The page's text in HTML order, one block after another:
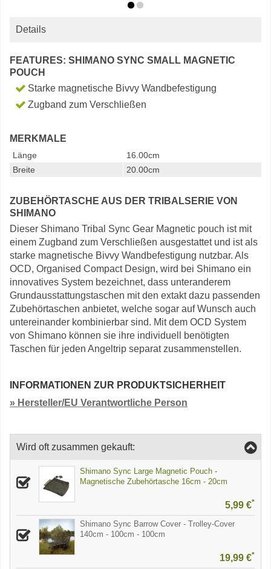
Details
FEATURES: SHIMANO SYNC SMALL MAGNETIC
POUCH
Starke magnetische Bivvy Wandbefestigung
Zugband zum Verschließen
MERKMALE
Länge
16.00cm
Breite
20.00cm
ZUBEHÖRTASCHE AUS DER TRIBALSERIE VON
SHIMANO
Dieser Shimano Tribal Sync Gear Magnetic pouch ist mit
einem Zugband zum Verschließen ausgestattet und ist als
starke magnetische Bivvy Wandbefestigung nutzbar. Als
OCD, Organised Compact Design, wird bei Shimano ein
innovatives System bezeichnet, dass unteranderem
Grundausstattungstaschen mit den extakt dazu passenden
Zubehörtaschen anbietet, welche sogar auf Wunsch auch
untereinander kombinierbar sind. Mit dem OCD System
von Shimano können sie ihre individuell benötigten
Taschen für jeden Angeltrip separat zusammenstellen.
INFORMATIONEN ZUR PRODUKTSICHERHEIT
» Hersteller/EU Verantwortliche Person
Wird oft zusammen gekauft:
Shimano Sync Large Magnetic Pouch -
Magnetische Zubehörtasche 16cm - 20cm
5,99 €*
Shimano Sync Barrow Cover - Trolley-Cover
140cm - 100cm - 100cm
19,99 €*